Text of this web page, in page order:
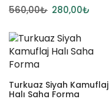
560,00₺ 280,00₺
Turkuaz Siyah Kamuflaj
Halı Saha Forma